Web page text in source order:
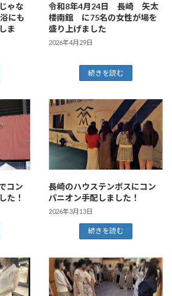
ゃな
にも
ま
令和8年4月24日 長崎 矢太
楼南館 に75名の女性が場を
盛り上げました
2026年4月29日
続きを読む
コン
た！
長崎のハウステンボスにコン
パニオン手配しました！
2026年3月13日
続きを読む